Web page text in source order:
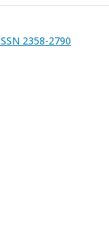
2358-2790